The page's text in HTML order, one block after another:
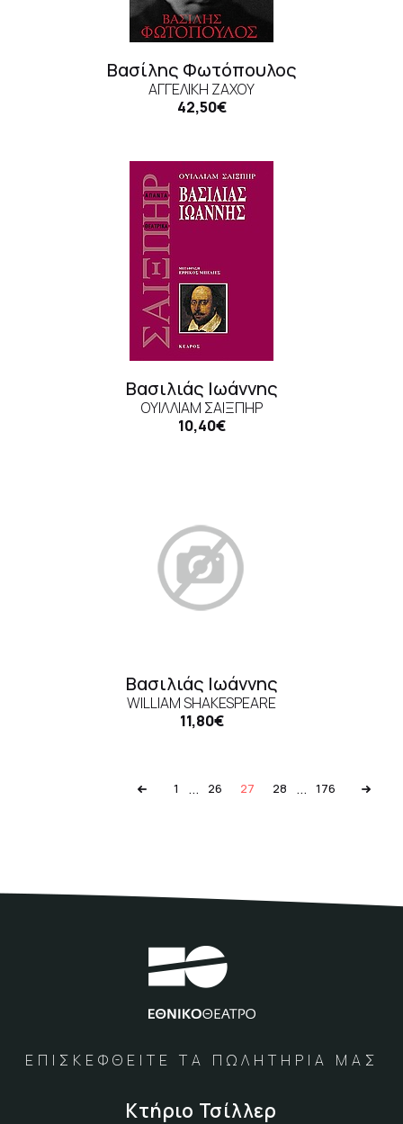
Βασίλης Φωτόπουλος
ΑΓΓΕΛΙΚΉ ΖΆΧΟΥ
42,50€
Βασιλιάς Ιωάννης
ΟΥΊΛΛΙΑΜ ΣΑΊΞΠΗΡ
10,40€
Βασιλιάς Ιωάννης
WILLIAM SHAKESPEARE
11,80€
1 ... 26 27 28 ... 176
ΕΠΙΣΚΕΦΘΕΙΤΕ ΤΑ ΠΩΛΗΤΗΡΙΑ ΜΑΣ
Κτήριο Τσίλλερ